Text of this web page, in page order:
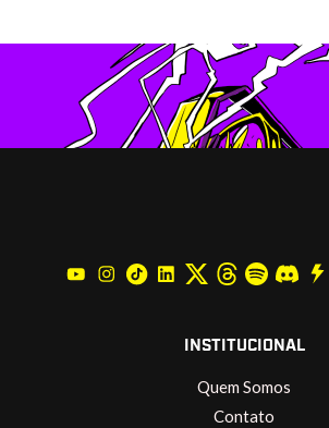
INSTITUCIONAL
Quem Somos
Contato